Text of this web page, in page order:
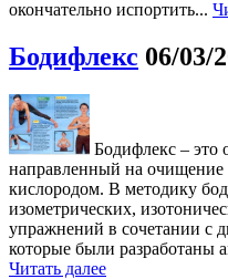
окончательно испортить...
Бодифлекс 06/03/
Бодифлекс – это
направленный на очищение
кислородом. В методику
изометрических,
упражнений в сочетании с
которые были разработаны
Читать далее